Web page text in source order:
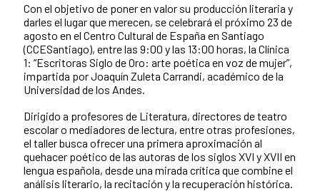
Con el objetivo de poner en valor su producción literaria y
darles el lugar que merecen, se celebrará el próximo 23 de
agosto en el Centro Cultural de España en Santiago
(CCESantiago), entre las 9:00 y las 13:00 horas, la Clínica
1: “Escritoras Siglo de Oro: arte poética en voz de mujer”,
impartida por Joaquín Zuleta Carrandi, académico de la
Universidad de los Andes.
Dirigido a profesores de Literatura, directores de teatro
escolar o mediadores de lectura, entre otras profesiones,
el taller busca ofrecer una primera aproximación al
quehacer poético de las autoras de los siglos XVI y XVII en
lengua española, desde una mirada crítica que combine el
análisis literario, la recitación y la recuperación histórica.